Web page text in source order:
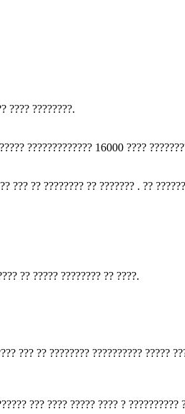
???? ????????.
????????????? 16000 ????
?? ???????? ?? ??????? . ??
?? ????? ???????? ?? ????.
??? ?? ???????? ?????????? ?????
??? ???? ????? ???? ? ??????????